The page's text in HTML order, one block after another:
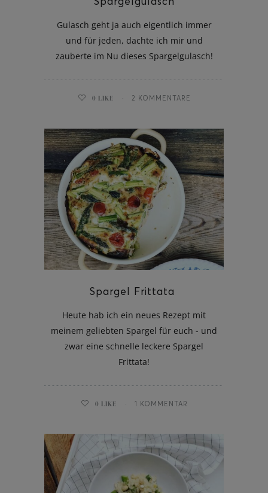
Gulasch geht ja auch eigentlich immer
und für jeden, dachte ich mir und
zauberte im Nu dieses Spargelgulasch!
0 LIKE 2 KOMMENTARE
Spargel Frittata
Heute hab ich ein neues Rezept mit
meinem geliebten Spargel für euch - und
zwar eine schnelle leckere Spargel
Frittata!
0 LIKE 1 KOMMENTAR